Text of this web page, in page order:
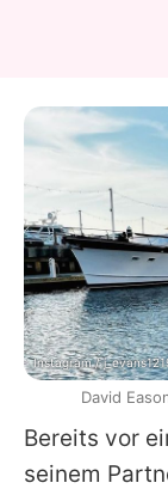
Bereits vor
seinem
Instagram /
David